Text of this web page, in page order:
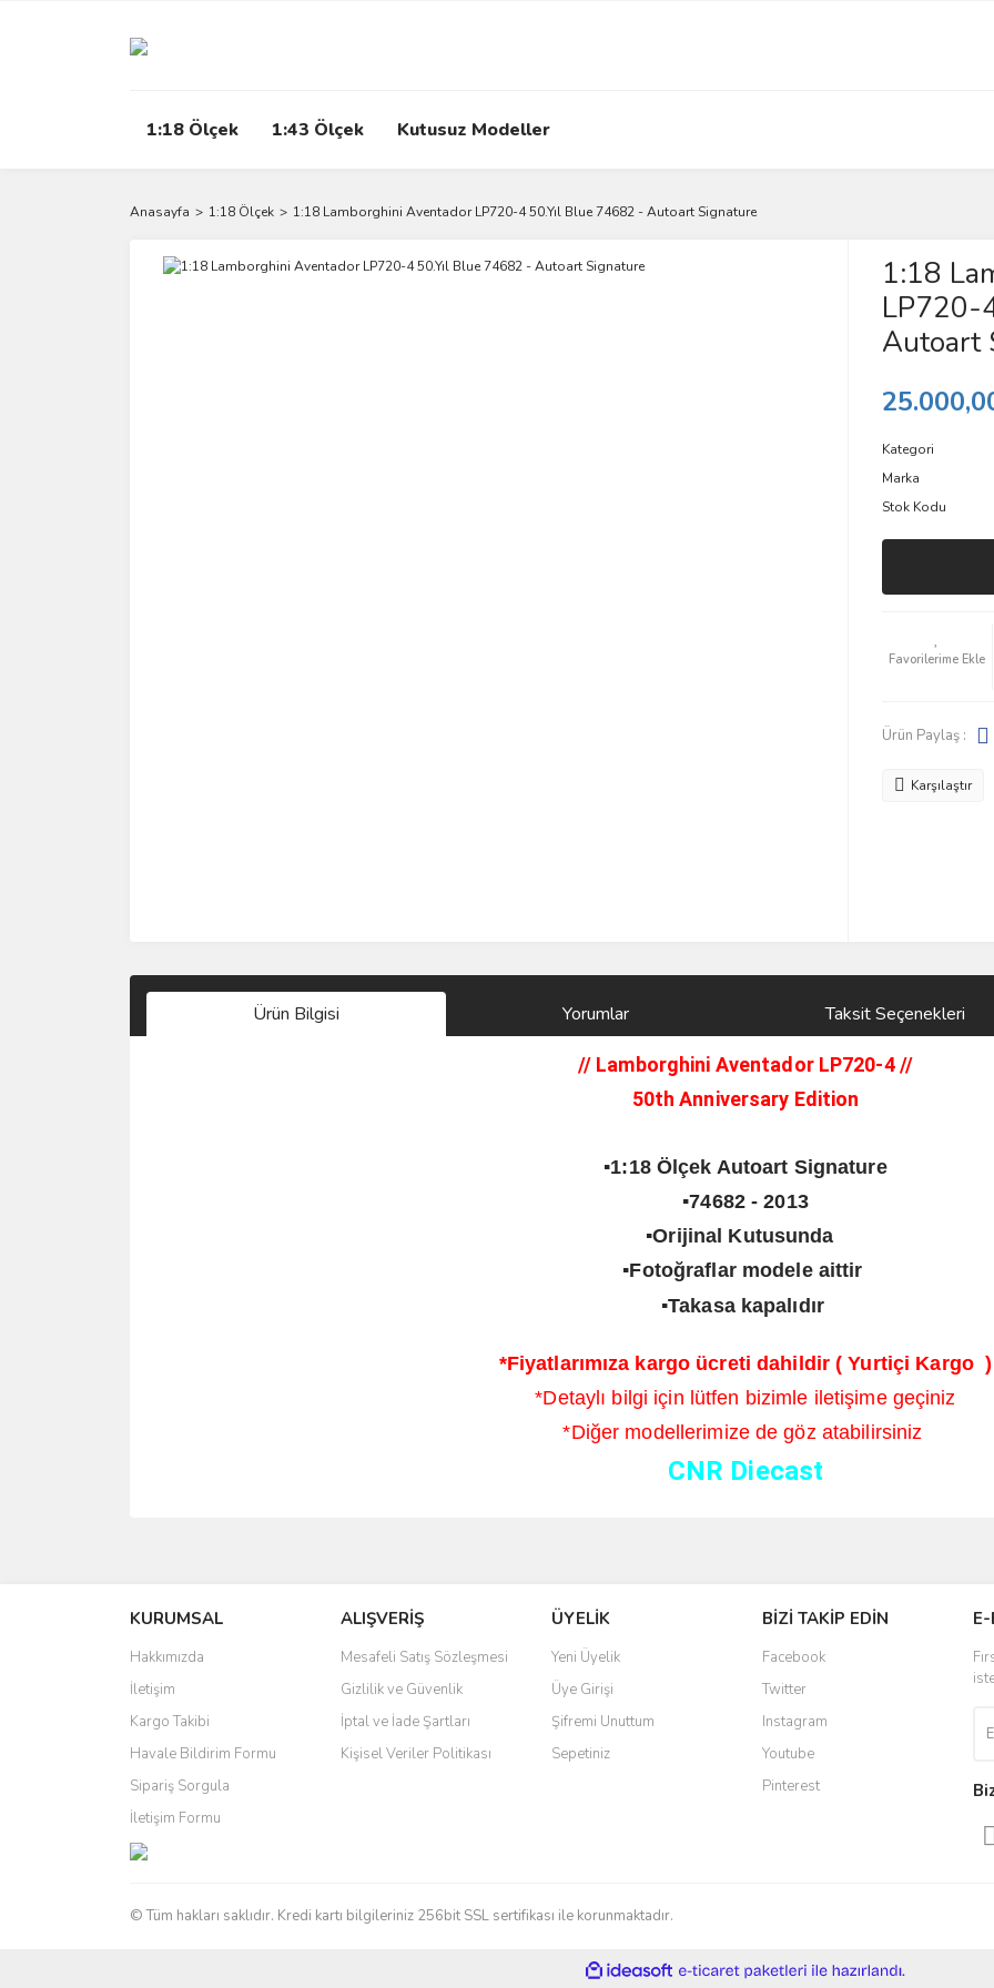
1:18 Ölçek 1:43 Ölçek Kutusuz Modeller
Anasayfa 1:18 Ölçek 1:18 Lamborghini Aventador LP720-4 50.Yıl Blue 74682 - Autoart Signature
1:18
LP720-
Autoart
Kategori
Marka
Stok Kodu
Ürün Paylaş :
Karşılaştır
Ürün Bilgisi Yorumlar Taksit Seçenekleri
// Lamborghini Aventador LP720-4//
50th Anniversary Edition
▪️1:18 Ölçek Autoart Signature
▪️74682 - 2013
▪️Orijinal Kutusunda
▪️Fotoğraflar modele aittir
▪️Takasa kapalıdır
*Fiyatlarımıza kargo ücreti dahildir ( Yurtiçi Kargo )
*Detaylı bilgi için lütfen bizimle iletişime geçiniz
*Diğer modellerimize de göz atabilirsiniz
CNR Diecast
Ürün resmi kalitesiz, bozuk veya görüntülenemiyor.
Ürün açıklamasında eksik bilgiler bulunuyor.
Ürün bilgilerinde hatalar bulunuyor.
Ürün fiyatı diğer sitelerden daha pahalı.
Bu ürüne benzer farklı alternatifler olmalı.
KURUMSAL
Hakkımızda
İletişim
Kargo Takibi
Havale Bildirim Formu
Sipariş Sorgula
İletişim Formu
ALIŞVERİŞ
Mesafeli Satış Sözleşmesi
Gizlilik ve Güvenlik
İptal ve İade Şartları
Kişisel Veriler Politikası
ÜYELİK
Yeni Üyelik
Üye Girişi
Şifremi Unuttum
Sepetiniz
BİZİ TAKİP EDİN
Facebook
Twitter
Instagram
Youtube
Pinterest
© Tüm hakları saklıdır. Kredi kartı bilgileriniz 256bit SSL sertifikası ile korunmaktadır.
ideasoft
e-